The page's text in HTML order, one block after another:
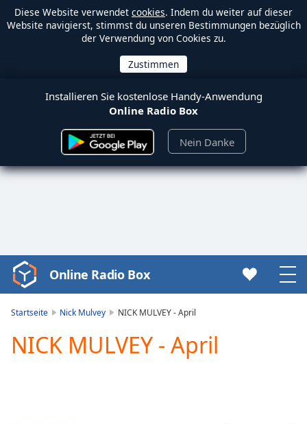
Diese Website verwendet cookies. Indem du weiter auf dieser
Website navigierst, stimmst du unseren Bestimmungen bezüglich
der Verwendung von Cookies zu.
Installieren Sie kostenlose Handy-Anwendung
Online Radio Box
Nein Danke
Video
Player
Play
Video
Online Radio Box
Startseite Nick Mulvey NICK MULVEY - April
NICK MULVEY - April